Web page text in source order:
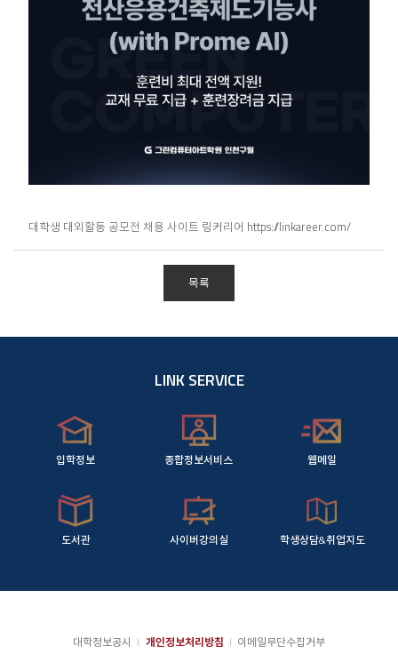
대학생 대외활동 공모전 채용 사이트 링커리어 https://linkareer.com/
목록
LINK SERVICE
입학정보 종합정보서비스 웹메일
도서관 사이버강의실 학생상담&취업지도
대학정보공시 개인정보처리방침
이메일무단수집거부